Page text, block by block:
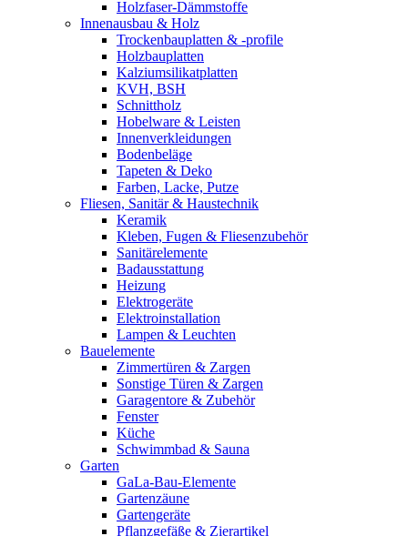
Holzfaser-Dämmstoffe
Innenausbau & Holz
Trockenbauplatten & -profile
Holzbauplatten
Kalziumsilikatplatten
KVH, BSH
Schnittholz
Hobelware & Leisten
Innenverkleidungen
Bodenbeläge
Tapeten & Deko
Farben, Lacke, Putze
Fliesen, Sanitär & Haustechnik
Keramik
Kleben, Fugen & Fliesenzubehör
Sanitärelemente
Badausstattung
Heizung
Elektrogeräte
Elektroinstallation
Lampen & Leuchten
Bauelemente
Zimmertüren & Zargen
Sonstige Türen & Zargen
Garagentore & Zubehör
Fenster
Küche
Schwimmbad & Sauna
Garten
GaLa-Bau-Elemente
Gartenzäune
Gartengeräte
Pflanzgefäße & Zierartikel